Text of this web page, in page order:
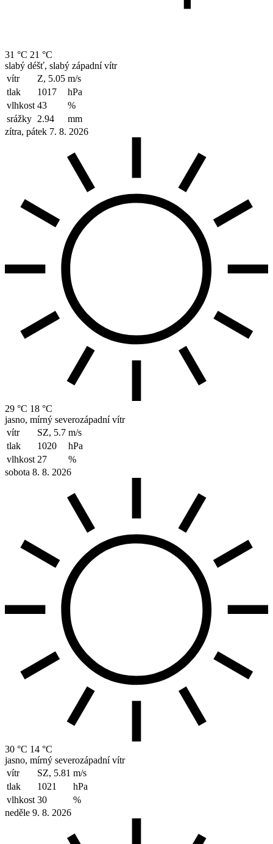
31 °C 21 °C
slabý déšť, slabý západní vítr
vítr
Z, 5.05 m/s
tlak
1017
hPa
vlhkost 43
%
srážky 2.94
mm
zítra, pátek 7. 8. 2026
29 °C 18 °C
jasno, mírný severozápadní vítr
vítr
SZ, 5.7 m/s
tlak
1020
hPa
vlhkost 27
%
sobota 8. 8. 2026
30 °C 14 °C
jasno, mírný severozápadní vítr
vítr
SZ, 5.81 m/s
tlak
1021
hPa
vlhkost 30
%
neděle 9. 8. 2026